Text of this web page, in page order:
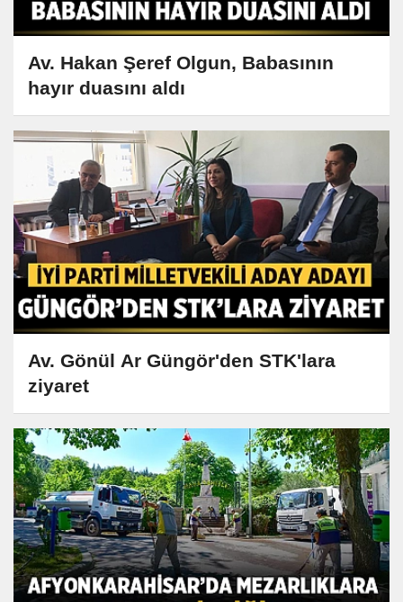
Av. Hakan Şeref Olgun, Babasının
hayır duasını aldı
Av. Gönül Ar Güngör'den STK'lara
ziyaret